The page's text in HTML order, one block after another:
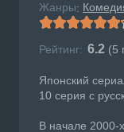
Жанры:
Рейтинг: 6.2 (5
Японский
10 серия с
В начале 2000-